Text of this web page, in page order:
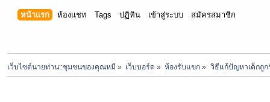
หน้าแรก ห้องแชท Tags ปฏิทิน เข้าสู่ระบบ สมัครสมาชิก
เว็บไซต์นายท่าน::ชุมชนของคุณหมี » เว็บบอร์ด » ห้องรับแขก » วิธีแก้ปัญหาเด็กถูก